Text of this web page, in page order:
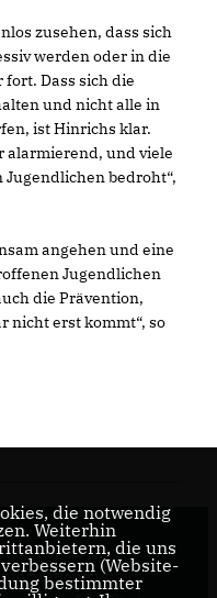
zusehen, dass sich
werden oder in die
Dass sich die
und nicht alle in
ist Hinrichs klar.
alarmierend, und viele
bedroht“,
angehen und eine
Jugendlichen
die Prävention,
nicht erst kommt“, so
im Rat der Stadt
rund
die notwendig
Weiterhin
die uns
(Website-
bestimmter